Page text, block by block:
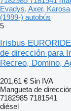
Evadys, Axer,
(1999-) autobús
5
Irisbus
de dirección para
Recreo, Domino,
201,61 € Sin IVA
Mangueta de
7182985 7181541
diésel